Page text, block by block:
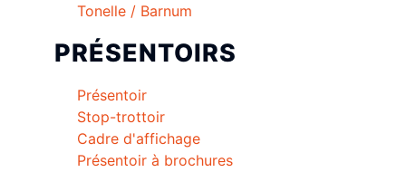
Tonelle / Barnum
PRÉSENTOIRS
Présentoir
Stop-trottoir
Cadre d'affichage
Présentoir à brochures